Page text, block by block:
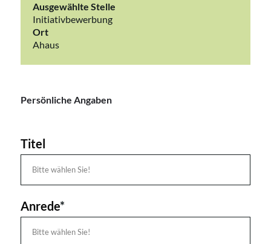
Ausgewählte Stelle
Initiativbewerbung
Ort
Ahaus
Persönliche Angaben
Titel
Anrede*